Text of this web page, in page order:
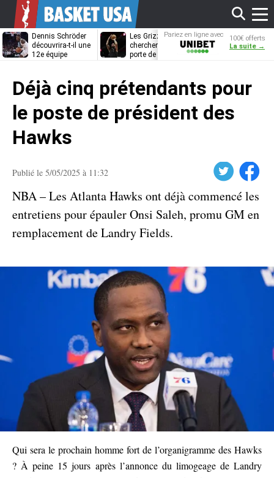
Dennis Schröder
découvrira-t-il une
12e équipe
Les Grizzlies
cherchent déjà une
porte de sortie
Dwane Casey
bientôt coach
Pariez en ligne avec
Unibet
100€ offerts
La suite →
Déjà cinq prétendants pour
le poste de président des
Hawks
Publié le 5/05/2025 à 11:32 Facebook
NBA – Les Atlanta Hawks ont déjà commencé les
entretiens pour épauler Onsi Saleh, promu GM en
remplacement de Landry Fields.
Qui sera le prochain homme fort de l’organigramme des Hawks
? À peine 15 jours après l’annonce du limogeage de Landry